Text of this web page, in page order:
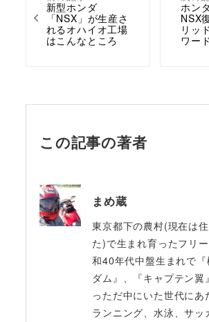
新型ホンダ
「NSX」が生産さ
れるオハイオ工場
はこんなところ
ホン
NSX
リッ
ワー
この記事の著者
まめ蔵
東京都下の農村(現在は
た)で生まれ育ったフリ
和40年代中盤生まれで
ダム』、『キャプテン翼
っただ中にいた世代にあ
ランニング、水泳、サッ